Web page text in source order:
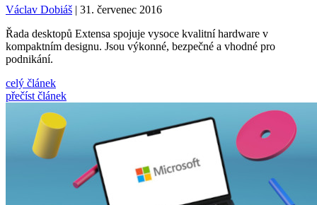
Václav Dobiáš| 31. červenec 2016
Řada desktopů Extensa spojuje vysoce kvalitní hardware v
kompaktním designu. Jsou výkonné, bezpečné a vhodné pro
podnikání.
celý článek
přečíst článek